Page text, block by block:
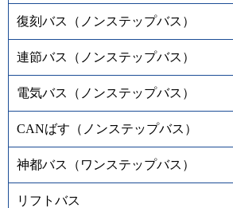
復刻バス（ノンステップバス）
連節バス（ノンステップバス）
電気バス（ノンステップバス）
CANばす（ノンステップバス）
神都バス（ワンステップバス）
リフトバス